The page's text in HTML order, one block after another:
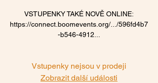
VSTUPENKY TAKÉ NOVĚ ONLINE:
https://connect.boomevents.org/.../596fd4b7
-b546-4912...
Vstupenky nejsou v prodeji
Zobrazit další události